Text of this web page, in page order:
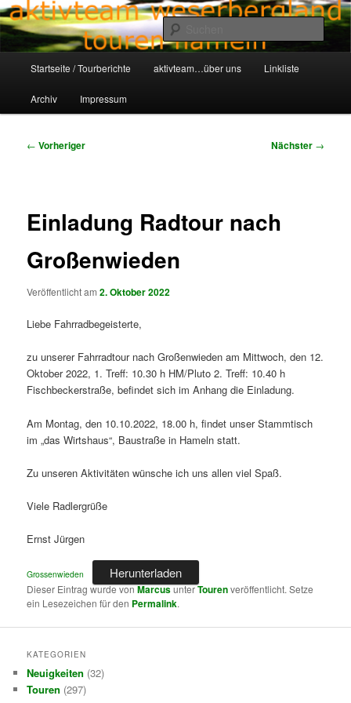
Zum
primären
Inhalt
springenawt-hameln.de
Aktivteam-Weserbergland-Touren-Hameln
Startseite / Tourberichte aktivteam…über uns Linkliste
Archiv Impressum
Beitragsnavigation
← Vorheriger Nächster →
Einladung Radtour nach
Großenwieden
Veröffentlicht am2. Oktober 2022
Liebe Fahrradbegeisterte,
zu unserer Fahrradtour nach Großenwieden am Mittwoch, den 12.
Oktober 2022, 1. Treff: 10.30 h HM/Pluto 2. Treff: 10.40 h
Fischbeckerstraße, befindet sich im Anhang die Einladung.
Am Montag, den 10.10.2022, 18.00 h, findet unser Stammtisch
im „das Wirtshaus“, Baustraße in Hameln statt.
Zu unseren Aktivitäten wünsche ich uns allen viel Spaß.
Viele Radlergrüße
Ernst Jürgen
Grossenwieden Herunterladen
Dieser Eintrag wurde vonMarcusunterTourenveröffentlicht. Setze
ein Lesezeichen für den Permalink.
KATEGORIEN
Neuigkeiten (32)
Touren (297)